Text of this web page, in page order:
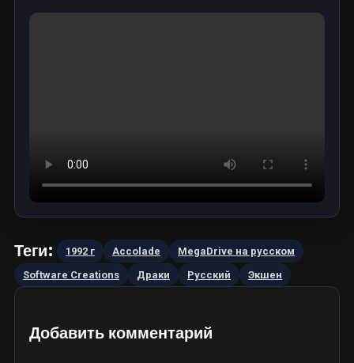
Теги: 1992 г Accolade
MegaDrive на русском
Software Creations
Драки Русский Экшен
Добавить комментарий